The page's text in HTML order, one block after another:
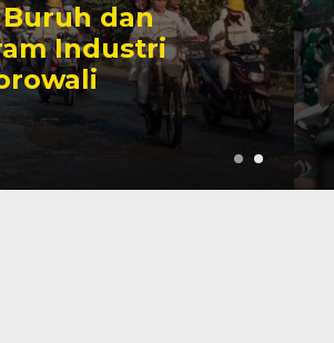
Sengketa Perizinan
Tambang yang
Karier Politik